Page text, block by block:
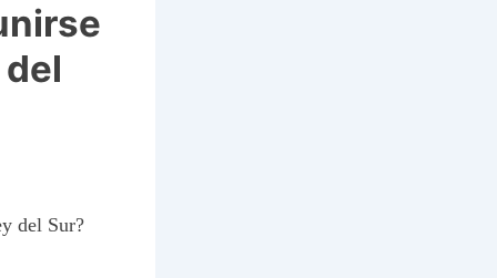
del Sur?